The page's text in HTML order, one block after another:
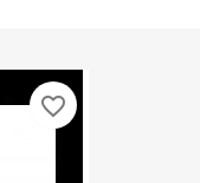
favorite_border